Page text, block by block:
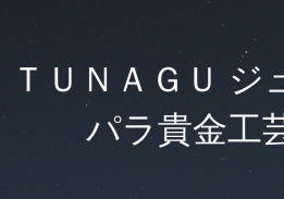
ＴＵＮＡＧＵ ジ
パラ貴金工